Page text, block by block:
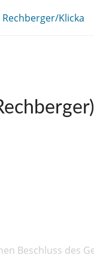
Klicka
Beschluss des